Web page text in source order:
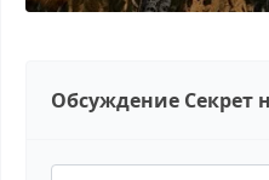
Обсуждение Секрет